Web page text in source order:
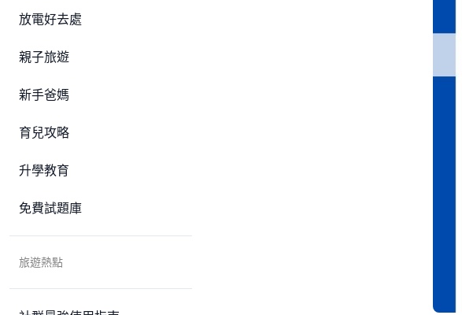
放電好去處
親子旅遊
新手爸媽
育兒攻略
升學教育
免費試題庫
旅遊熱點